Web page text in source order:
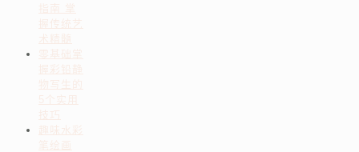
指南 掌
握传统艺
术精髓
零基础掌
握彩铅静
物写生的
5个实用
技巧
趣味水彩
笔绘画